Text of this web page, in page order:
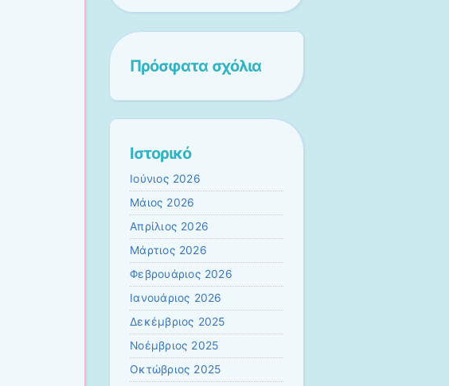
Πρόσφατα σχόλια
Ιστορικό
Ιούνιος 2026
Μάιος 2026
Απρίλιος 2026
Μάρτιος 2026
Φεβρουάριος 2026
Ιανουάριος 2026
Δεκέμβριος 2025
Νοέμβριος 2025
Οκτώβριος 2025